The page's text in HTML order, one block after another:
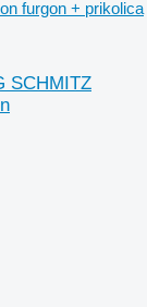
furgon + prikolica
SCHMITZ